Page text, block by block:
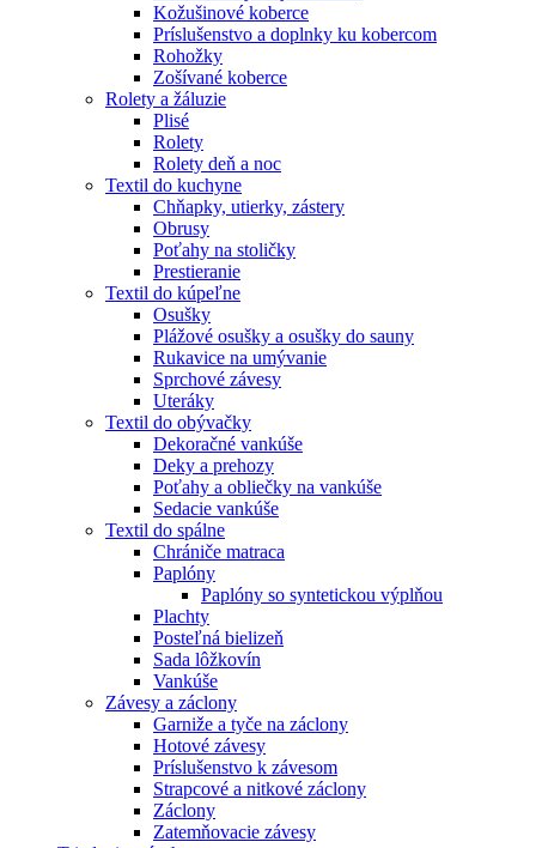
Kožušinové koberce
Príslušenstvo a doplnky ku kobercom
Rohožky
Zošívané koberce
Rolety a žáluzie
Plisé
Rolety
Rolety deň a noc
Textil do kuchyne
Chňapky, utierky, zástery
Obrusy
Poťahy na stoličky
Prestieranie
Textil do kúpeľne
Osušky
Plážové osušky a osušky do sauny
Rukavice na umývanie
Sprchové závesy
Uteráky
Textil do obývačky
Dekoračné vankúše
Deky a prehozy
Poťahy a obliečky na vankúše
Sedacie vankúše
Textil do spálne
Chrániče matraca
Paplóny
Paplóny so syntetickou výplňou
Plachty
Posteľná bielizeň
Sada lôžkovín
Vankúše
Závesy a záclony
Garniže a tyče na záclony
Hotové závesy
Príslušenstvo k závesom
Strapcové a nitkové záclony
Záclony
Zatemňovacie závesy